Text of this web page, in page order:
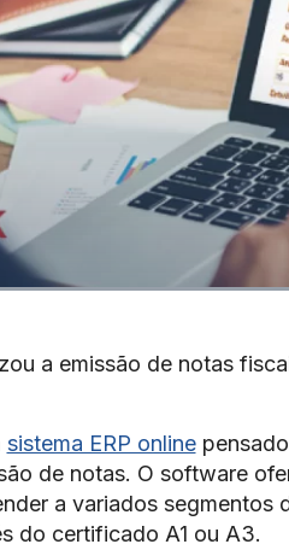
a emissão de notas
sistema ERP onlinepensado
de notas. O software
a variados
do certificado A1 ou A3.